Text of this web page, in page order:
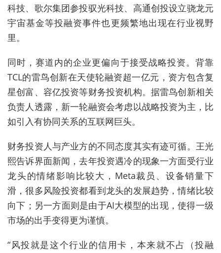
科技、歌尔集团参投驭光科技、高通创投设立骁龙元
宇宙基金等投融资事件也更频繁地出现在行业视野
里。
同时，赛道内的企业更偏向于接受战略投资。背靠
TCL的雷鸟创新在天使轮融资超一亿元，资方包含复
星创富、容亿投资等财务投资机构。据雷鸟创新相关
负责人透露，新一轮融资会考虑以战略投资为主，比
如引入有协同关系的互联网巨头。
财务投资人与产业方的不同态度其实有迹可循。王光
熙告诉界面新闻，去年投资遇冷的现象一方面受行业
龙头的情绪影响比较大，Meta裁员、设备销量下
滑，很多风险投资都看到龙头的发展趋势，情绪比较
向下；另一方面则是由于AI大模型的出现，使得一级
市场的出手变得更为谨慎。
“风投就是这个行业的信用卡，本来就不占（投融